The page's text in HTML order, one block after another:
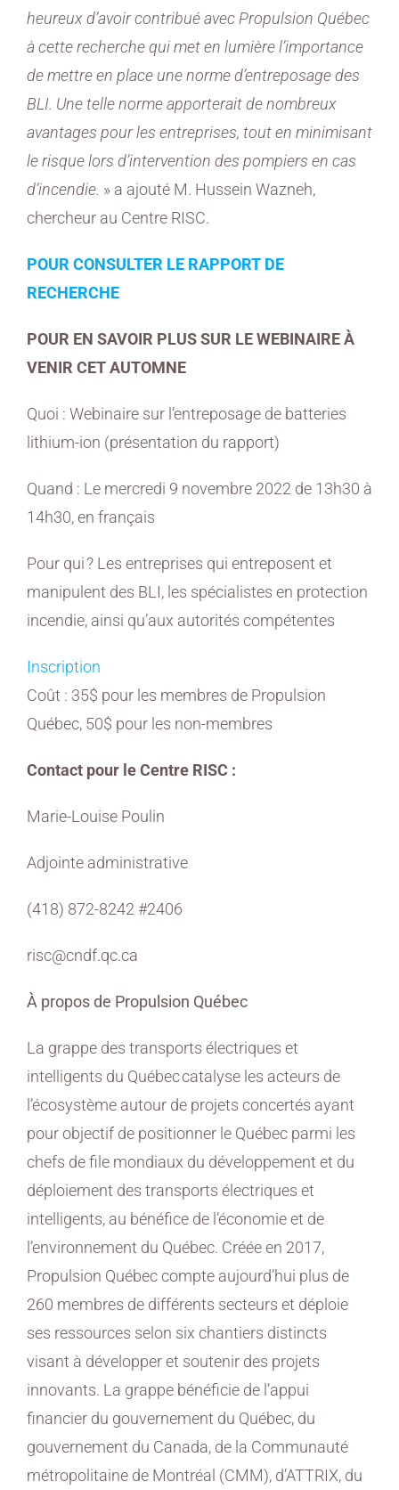
heureux d’avoir contribué avec Propulsion Québec
à cette recherche qui met en lumière l’importance
de mettre en place une norme d’entreposage des
BLI. Une telle norme apporterait de nombreux
avantages pour les entreprises, tout en minimisant
le risque lors d’intervention des pompiers en cas
d’incendie. » a ajouté M. Hussein Wazneh,
chercheur au Centre RISC.
POUR CONSULTER LE RAPPORT DE
RECHERCHE
POUR EN SAVOIR PLUS SUR LE WEBINAIRE À
VENIR CET AUTOMNE
Quoi : Webinaire sur l’entreposage de batteries
lithium-ion (présentation du rapport)
Quand : Le mercredi 9 novembre 2022 de 13h30 à
14h30, en français
Pour qui ? Les entreprises qui entreposent et
manipulent des BLI, les spécialistes en protection
incendie, ainsi qu’aux autorités compétentes
Inscription
Coût : 35$ pour les membres de Propulsion
Québec, 50$ pour les non-membres
Contact pour le Centre RISC :
Marie-Louise Poulin
Adjointe administrative
(418) 872-8242 #2406
risc@cndf.qc.ca
À propos de Propulsion Québec
La grappe des transports électriques et
intelligents du Québec catalyse les acteurs de
l’écosystème autour de projets concertés ayant
pour objectif de positionner le Québec parmi les
chefs de file mondiaux du développement et du
déploiement des transports électriques et
intelligents, au bénéfice de l’économie et de
l’environnement du Québec. Créée en 2017,
Propulsion Québec compte aujourd’hui plus de
260 membres de différents secteurs et déploie
ses ressources selon six chantiers distincts
visant à développer et soutenir des projets
innovants. La grappe bénéficie de l’appui
financier du gouvernement du Québec, du
gouvernement du Canada, de la Communauté
métropolitaine de Montréal (CMM), d’ATTRIX, du